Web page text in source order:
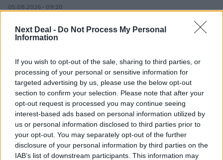
Next Deal - Do Not Process My Personal
Information
If you wish to opt-out of the sale, sharing to third parties, or
processing of your personal or sensitive information for
targeted advertising by us, please use the below opt-out
section to confirm your selection. Please note that after your
opt-out request is processed you may continue seeing
interest-based ads based on personal information utilized by
us or personal information disclosed to third parties prior to
your opt-out. You may separately opt-out of the further
disclosure of your personal information by third parties on the
IAB’s list of downstream participants. This information may
05.08.2026 - 09:20
ασφαλιστής στους πελάτες του
Το εκλογικό «καμπανάκι» της Goldman Sachs, η ισχυρή
πιστωτική επέκταση των ελληνικών τραπεζών, το «πάρτι»
στις αγορές, οι «κρυμμένες» αξίες της ΓΕΚ ΤΕΡΝΑ
05.08.2026 - 08:37
Ιωάννης Μπολέτης – ΩΝΑΣΕΙΟ
04.08.2026 - 15:33
ERGO Hellas: Μέτρα στήριξης για τους πληγέντες
ασφαλισμένους της από τις πυρκαγιές